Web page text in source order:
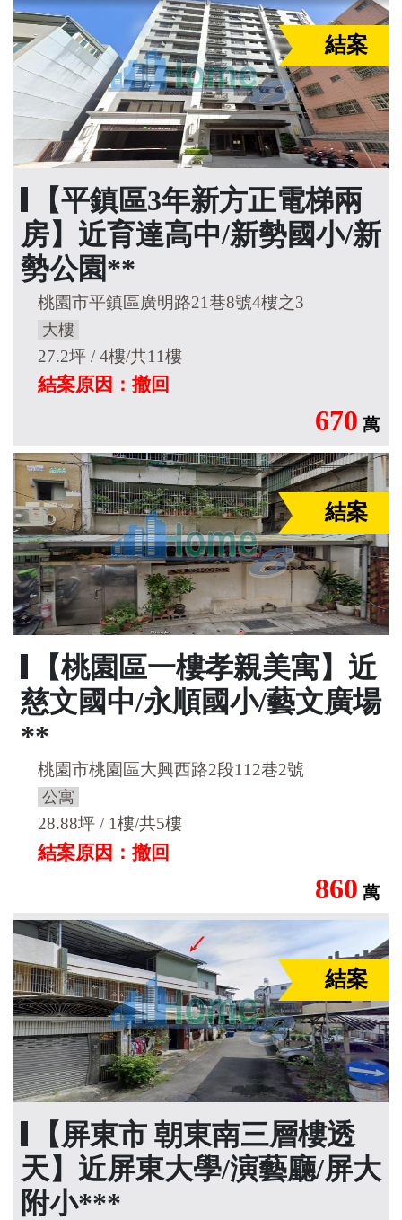
結案
【平鎮區3年新方正電梯兩
房】近育達高中/新勢國小/新
勢公園**
桃園市平鎮區廣明路21巷8號4樓之3
大樓
27.2坪 / 4樓/共11樓
結案原因：撤回
670 萬
結案
【桃園區一樓孝親美寓】近
慈文國中/永順國小/藝文廣場
**
桃園市桃園區大興西路2段112巷2號
公寓
28.88坪 / 1樓/共5樓
結案原因：撤回
860 萬
結案
【屏東市 朝東南三層樓透
天】近屏東大學/演藝廳/屏大
附小***